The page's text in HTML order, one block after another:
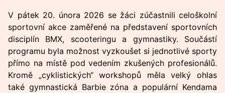
V pátek 20. února 2026 se žáci zúčastnili celoškolní
sportovní akce zaměřené na představení sportovních
disciplín BMX, scooteringu a gymnastiky. Součástí
programu byla možnost vyzkoušet si jednotlivé sporty
přímo na místě pod vedením zkušených profesionálů.
Kromě „cyklistických“ workshopů měla velký ohlas
také gymnastická Barbie zóna a populární Kendama